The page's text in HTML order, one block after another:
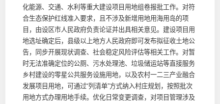
化能源、交通、水利等重大建设项目用地组卷报批工作。对符
合生态保护红线准入要求，且不涉及新增用地用海用岛的项
目，由设区市人民政府负责论证并出具相关意见。建设项目用
地选址确定后，县级以上地方人民政府即可发布拟征收土地公
告，同步开展现状调查、社会稳定风险评估等相关工作。对暂
时无法准确定位的公厕、污水处理池、垃圾储运站等直接服务
乡村建设的零星公共服务设施用地，以及农村一二三产业融合
发展项目用地，可通过“列清单”方式纳入村庄规划，按照批次
用地方式办理用地手续。优化日常变更调查，对项目管理涉及